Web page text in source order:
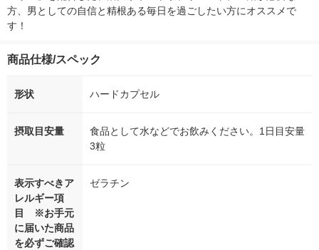
方、男としての自信と精根ある毎日を過ごしたい方にオススメで
す！
商品仕様/スペック
形状 ハードカプセル
摂取目安量
食品として水などでお飲みください。1日目安量
3粒
表示すべきア
レルギー項
目 ※お手元
に届いた商品
を必ずご確認
ゼラチン